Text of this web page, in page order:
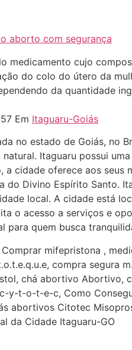
aborto com segurança
medicamento cujo
do colo do útero da
da quantidade
Em Itaguaru-Goiás
no estado de Goiás, no
Itaguaru possui
a cidade oferece aos
do Divino Espírito Santo.
local. A cidade está
o acesso a serviços e
para quem busca
mifepristona ,
compra segura
chá abortivo
y-t-o-t-e-c, Como
abortivos Citotec
da Cidade Itaguaru-GO